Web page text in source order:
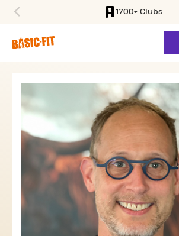
1700+ Clubs